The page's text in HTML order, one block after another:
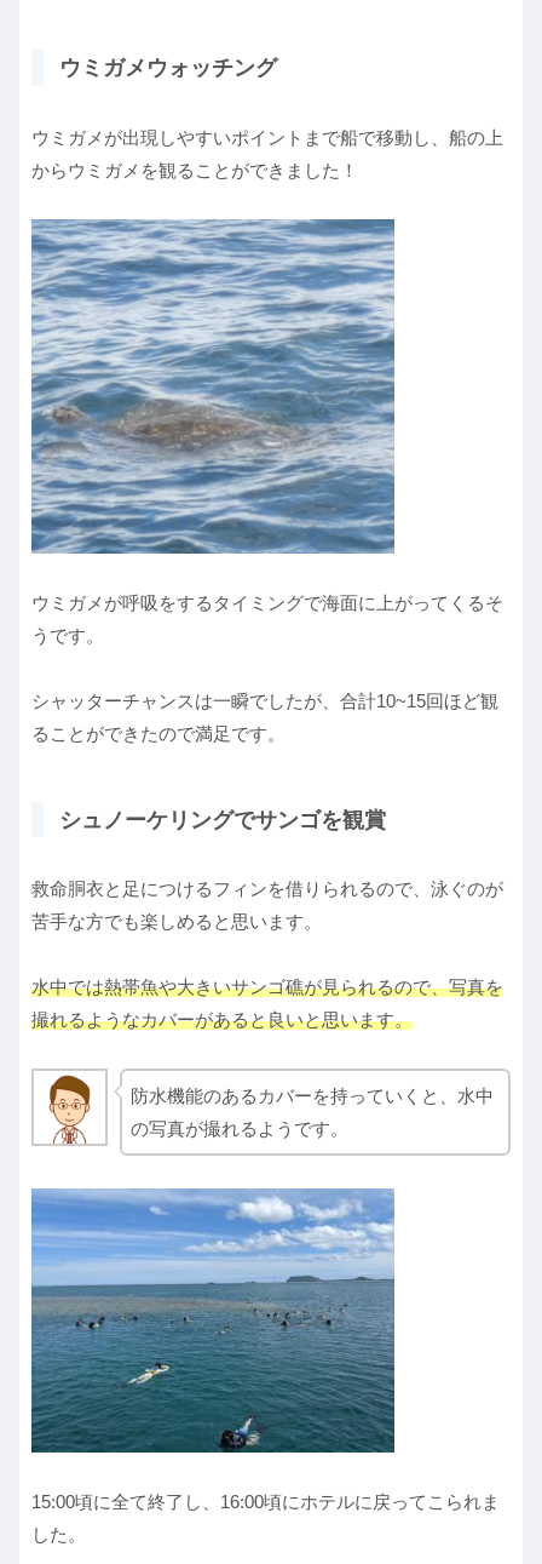
ウミガメウォッチング
ウミガメが出現しやすいポイントまで船で移動し、船の上
からウミガメを観ることができました！
ウミガメが呼吸をするタイミングで海面に上がってくるそ
うです。
シャッターチャンスは一瞬でしたが、合計10~15回ほど観
ることができたので満足です。
シュノーケリングでサンゴを観賞
救命胴衣と足につけるフィンを借りられるので、泳ぐのが
苦手な方でも楽しめると思います。
水中では熱帯魚や大きいサンゴ礁が見られるので、写真を
撮れるようなカバーがあると良いと思います。
防水機能のあるカバーを持っていくと、水中
の写真が撮れるようです。
15:00頃に全て終了し、16:00頃にホテルに戻ってこられま
した。